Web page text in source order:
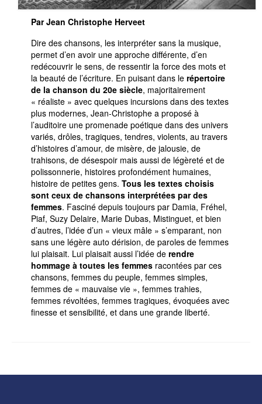
Par Jean Christophe Herveet
Dire des chansons, les interpréter sans la musique,
permet d’en avoir une approche différente, d’en
redécouvrir le sens, de ressentir la force des mots et
la beauté de l’écriture. En puisant dans le répertoire
de la chanson du 20e siècle, majoritairement
« réaliste » avec quelques incursions dans des textes
plus modernes, Jean-Christophe a proposé à
l’auditoire une promenade poétique dans des univers
variés, drôles, tragiques, tendres, violents, au travers
d’histoires d’amour, de misère, de jalousie, de
trahisons, de désespoir mais aussi de légèreté et de
polissonnerie, histoires profondément humaines,
histoire de petites gens. Tous les textes choisis
sont ceux de chansons interprétées par des
femmes. Fasciné depuis toujours par Damia, Fréhel,
Piaf, Suzy Delaire, Marie Dubas, Mistinguet, et bien
d’autres, l’idée d’un « vieux mâle » s’emparant, non
sans une légère auto dérision, de paroles de femmes
lui plaisait. Lui plaisait aussi l’idée de rendre
hommage à toutes les femmesracontées par ces
chansons, femmes du peuple, femmes simples,
femmes de « mauvaise vie », femmes trahies,
femmes révoltées, femmes tragiques, évoquées avec
finesse et sensibilité, et dans une grande liberté.